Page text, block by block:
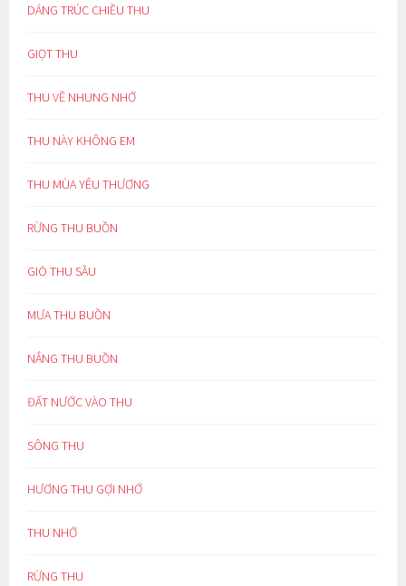
DÁNG TRÚC CHIỀU THU
GIỌT THU
THU VỀ NHUNG NHỚ
THU NÀY KHÔNG EM
THU MÙA YÊU THƯƠNG
RỪNG THU BUỒN
GIÓ THU SẦU
MƯA THU BUỒN
NẮNG THU BUỒN
ĐẤT NƯỚC VÀO THU
SÔNG THU
HƯƠNG THU GỢI NHỚ
THU NHỚ
RỪNG THU